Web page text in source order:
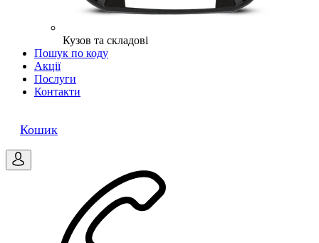
Кузов та складові
Пошук по коду
Акції
Послуги
Контакти
Кошик